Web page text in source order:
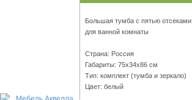
Большая тумба с пятью отсеками
для ванной комнаты
Страна: Россия
Габариты: 75х34х86 см
Тип: комплект (тумба и зеркало)
Цвет: белый